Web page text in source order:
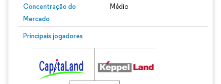
Concentração do
Mercado
Médio
Principais jogadores
Imagem © Mordor Intelligence. O reuso requer atribuição conforme CC BY 4.0.